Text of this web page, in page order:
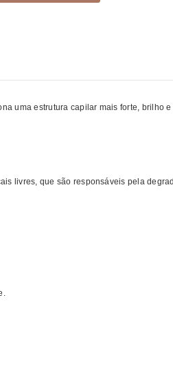
uma estrutura capilar mais forte, brilho
livres, que são responsáveis pela